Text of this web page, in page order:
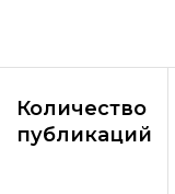
Количество
публикаций